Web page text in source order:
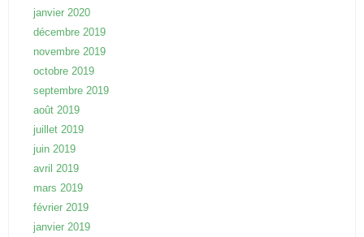
janvier 2020
décembre 2019
novembre 2019
octobre 2019
septembre 2019
août 2019
juillet 2019
juin 2019
avril 2019
mars 2019
février 2019
janvier 2019